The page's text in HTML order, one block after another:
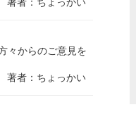
々からのご意見を
著者：ちょっかい